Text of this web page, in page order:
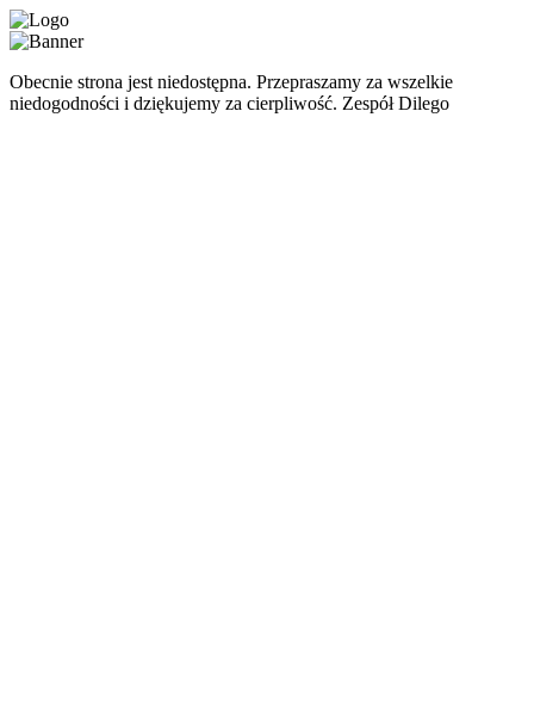
Obecnie strona jest niedostępna. Przepraszamy za wszelkie
niedogodności i dziękujemy za cierpliwość. Zespół Dilego